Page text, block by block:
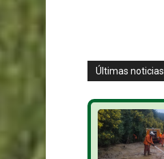
Últimas noticias